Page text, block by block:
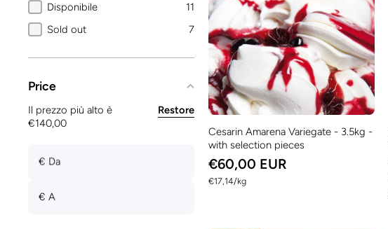
Disponibile
11
Sold out
7
Price
Il prezzo più alto è
€140,00
Restore
€ Da
€ A
Cesarin Amarena Variegate - 3.5kg -
with selection pieces
€60,00 EUR
€17,14/
per kg